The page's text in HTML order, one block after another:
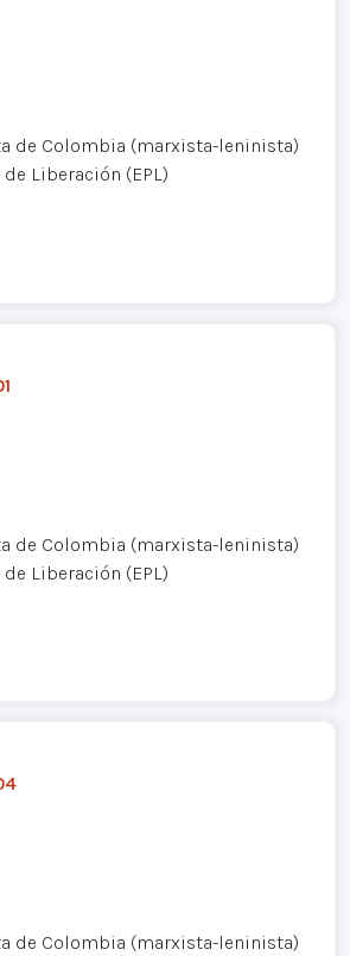
de Colombia (marxista-leninista)
Liberación (EPL)
de Colombia (marxista-leninista)
Liberación (EPL)
de Colombia (marxista-leninista)